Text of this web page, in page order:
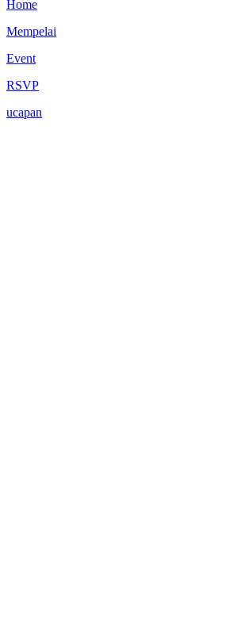
Home
Mempelai
Event
RSVP
ucapan